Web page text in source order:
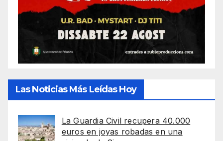
Las Noticias Más Leídas Hoy
La Guardia Civil recupera 40.000
euros en joyas robadas en una